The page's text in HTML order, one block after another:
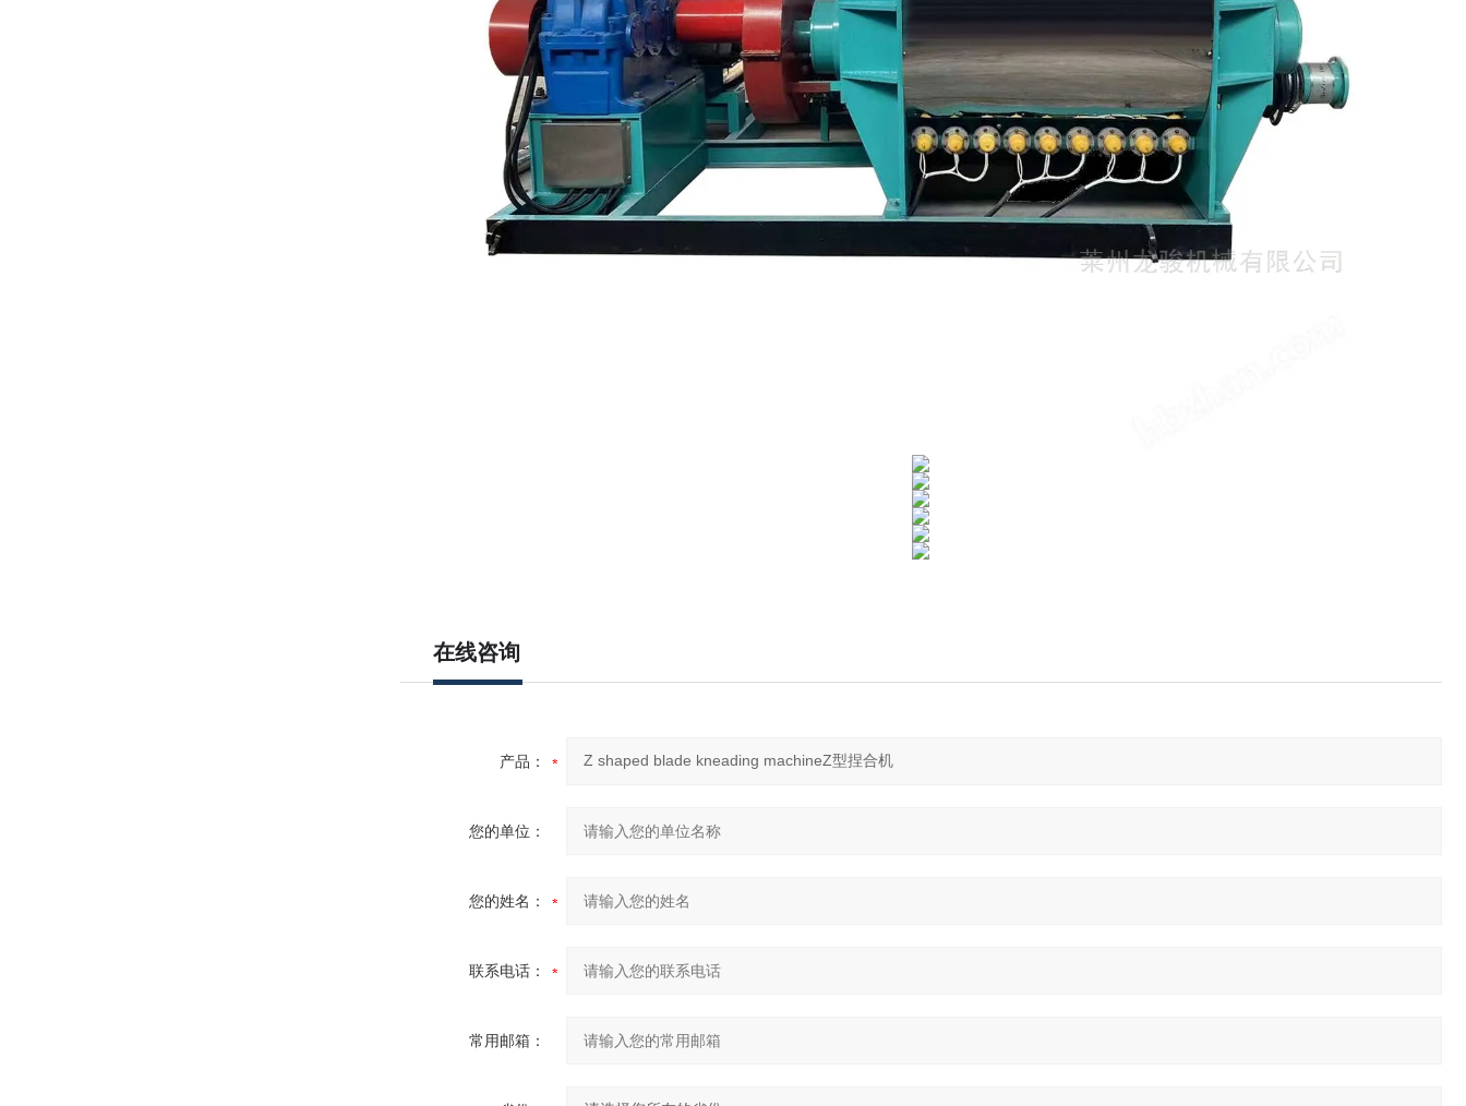
在线咨询
产品：
您的单位：
您的姓名：
联系电话：
常用邮箱：